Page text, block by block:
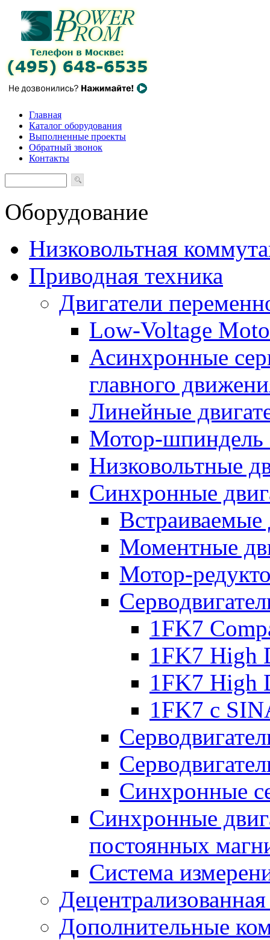
Главная
Каталог оборудования
Выполненные проекты
Обратный звонок
Контакты
Оборудование
Низковольтная
Приводная техника
Двигатели
Low-Voltage
Асинхронные
главного
Линейные
Мотор-шпиндель
Низковольтные
Синхронные
Встраиваемые
Моментные
Мотор-
1FK7
1FK7 High
1FK7 High
1FK7 с
Синхронные
Синхронные
постоянных
Система
Дополнительные